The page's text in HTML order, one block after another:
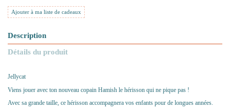
Ajouter à ma liste de cadeaux
Description
Détails du produit
Jellycat
Viens jouer avec ton nouveau copain Hamish le hérisson qui ne pique pas !
Avec sa grande taille, ce hérisson accompagnera vos enfants pour de longues années.